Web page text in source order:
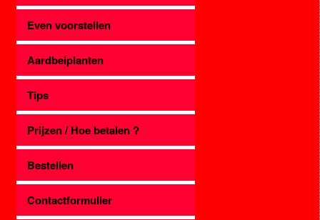
Even voorstellen
Aardbeiplanten
Tips
Prijzen / Hoe betalen ?
Bestellen
Contactformulier